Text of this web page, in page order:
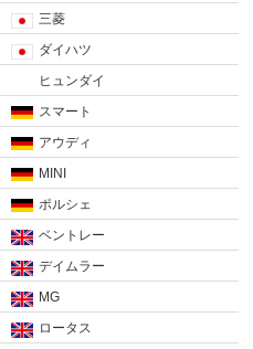
三菱
ダイハツ
ヒュンダイ
スマート
アウディ
MINI
ポルシェ
ベントレー
デイムラー
MG
ロータス